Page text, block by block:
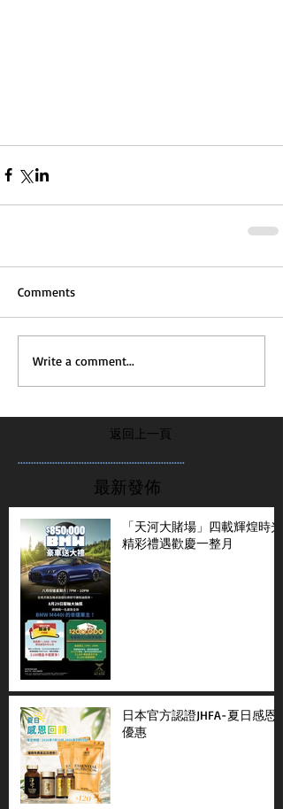
Comments
Write a comment...
返回上一頁
...............................................................
最新發佈
「天河大賭場」四載輝煌時光
精彩禮遇歡慶一整月
日本官方認證JHFA-夏日感恩
優惠